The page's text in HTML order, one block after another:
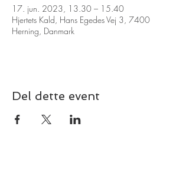
17. jun. 2023, 13.30 – 15.40
Hjertets Kald, Hans Egedes Vej 3, 7400
Herning, Danmark
Del dette event